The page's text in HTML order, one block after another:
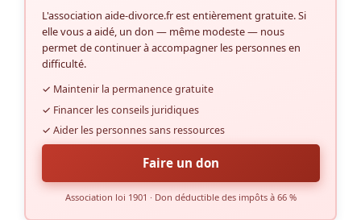
L'association aide-divorce.fr est entièrement gratuite. Si
elle vous a aidé, un don — même modeste — nous
permet de continuer à accompagner les personnes en
difficulté.
✓ Maintenir la permanence gratuite
✓ Financer les conseils juridiques
✓ Aider les personnes sans ressources
Faire un don
Association loi 1901 · Don déductible des impôts à 66 %